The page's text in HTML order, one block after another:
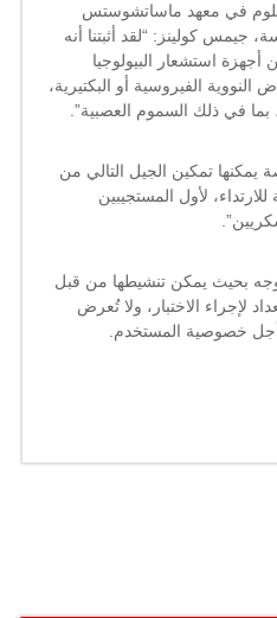
في معهد ماساتشوستس
جيمس كولينز: “لقد أثبتنا أنه
استشعار البيولوجيا
الفيروسية أو البكتيرية،
بما في ذلك السموم العصبية”.
يمكنها تمكين الجيل التالي من
لأول المستجيبين
بحيث يمكن تنشيطها من قبل
لإجراء الاختبار، ولا تُعرض
أجل خصوصية المستخدم.